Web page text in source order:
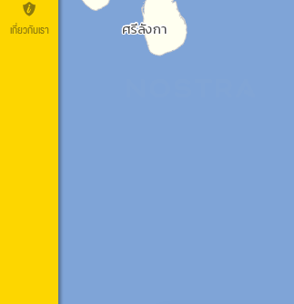
เกี่ยวกับเรา